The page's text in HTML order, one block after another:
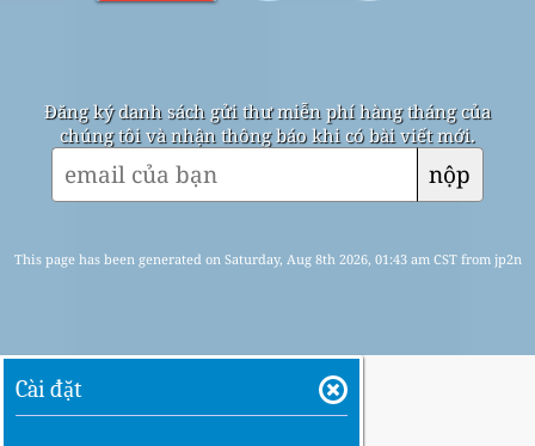
Đăng ký danh sách gửi thư miễn phí hàng tháng của
chúng tôi và nhận thông báo khi có bài viết mới.
nộp
This page has been generated on Saturday, Aug 8th 2026, 01:43 am CST from jp2n
Cài đặt